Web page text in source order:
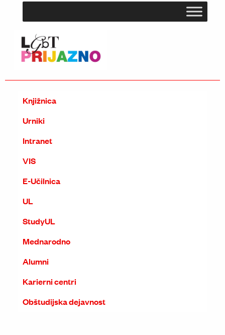
Knjižnica
Urniki
Intranet
VIS
E-Učilnica
UL
StudyUL
Mednarodno
Alumni
Karierni centri
Obštudijska dejavnost